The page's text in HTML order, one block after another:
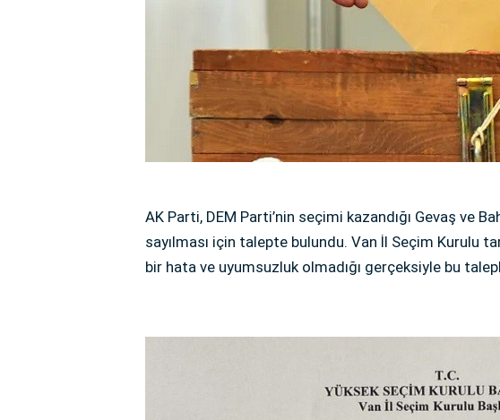
AK Parti, DEM Parti’nin seçimi kazandığı Gevaş ve
sayılması için talepte bulundu. Van İl Seçim Kurulu
bir hata ve uyumsuzluk olmadığı gerçeksiyle bu